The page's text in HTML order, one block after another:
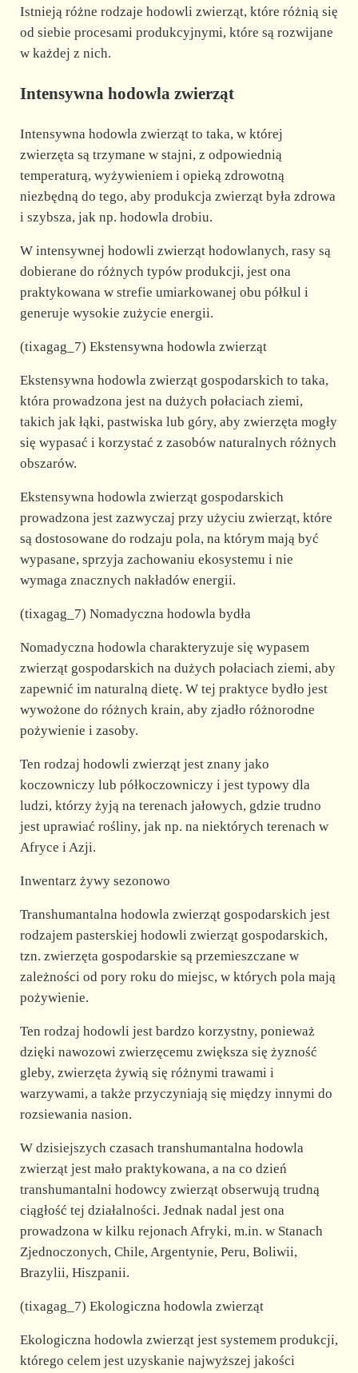
Istnieją różne rodzaje hodowli zwierząt, które różnią się
od siebie procesami produkcyjnymi, które są rozwijane
w każdej z nich.
Intensywna hodowla zwierząt
Intensywna hodowla zwierząt to taka, w której
zwierzęta są trzymane w stajni, z odpowiednią
temperaturą, wyżywieniem i opieką zdrowotną
niezbędną do tego, aby produkcja zwierząt była zdrowa
i szybsza, jak np. hodowla drobiu.
W intensywnej hodowli zwierząt hodowlanych, rasy są
dobierane do różnych typów produkcji, jest ona
praktykowana w strefie umiarkowanej obu półkul i
generuje wysokie zużycie energii.
(tixagag_7) Ekstensywna hodowla zwierząt
Ekstensywna hodowla zwierząt gospodarskich to taka,
która prowadzona jest na dużych połaciach ziemi,
takich jak łąki, pastwiska lub góry, aby zwierzęta mogły
się wypasać i korzystać z zasobów naturalnych różnych
obszarów.
Ekstensywna hodowla zwierząt gospodarskich
prowadzona jest zazwyczaj przy użyciu zwierząt, które
są dostosowane do rodzaju pola, na którym mają być
wypasane, sprzyja zachowaniu ekosystemu i nie
wymaga znacznych nakładów energii.
(tixagag_7) Nomadyczna hodowla bydła
Nomadyczna hodowla charakteryzuje się wypasem
zwierząt gospodarskich na dużych połaciach ziemi, aby
zapewnić im naturalną dietę. W tej praktyce bydło jest
wywożone do różnych krain, aby zjadło różnorodne
pożywienie i zasoby.
Ten rodzaj hodowli zwierząt jest znany jako
koczowniczy lub półkoczowniczy i jest typowy dla
ludzi, którzy żyją na terenach jałowych, gdzie trudno
jest uprawiać rośliny, jak np. na niektórych terenach w
Afryce i Azji.
Inwentarz żywy sezonowo
Transhumantalna hodowla zwierząt gospodarskich jest
rodzajem pasterskiej hodowli zwierząt gospodarskich,
tzn. zwierzęta gospodarskie są przemieszczane w
zależności od pory roku do miejsc, w których pola mają
pożywienie.
Ten rodzaj hodowli jest bardzo korzystny, ponieważ
dzięki nawozowi zwierzęcemu zwiększa się żyzność
gleby, zwierzęta żywią się różnymi trawami i
warzywami, a także przyczyniają się między innymi do
rozsiewania nasion.
W dzisiejszych czasach transhumantalna hodowla
zwierząt jest mało praktykowana, a na co dzień
transhumantalni hodowcy zwierząt obserwują trudną
ciągłość tej działalności. Jednak nadal jest ona
prowadzona w kilku rejonach Afryki, m.in. w Stanach
Zjednoczonych, Chile, Argentynie, Peru, Boliwii,
Brazylii, Hiszpanii.
(tixagag_7) Ekologiczna hodowla zwierząt
Ekologiczna hodowla zwierząt jest systemem produkcji,
którego celem jest uzyskanie najwyższej jakości